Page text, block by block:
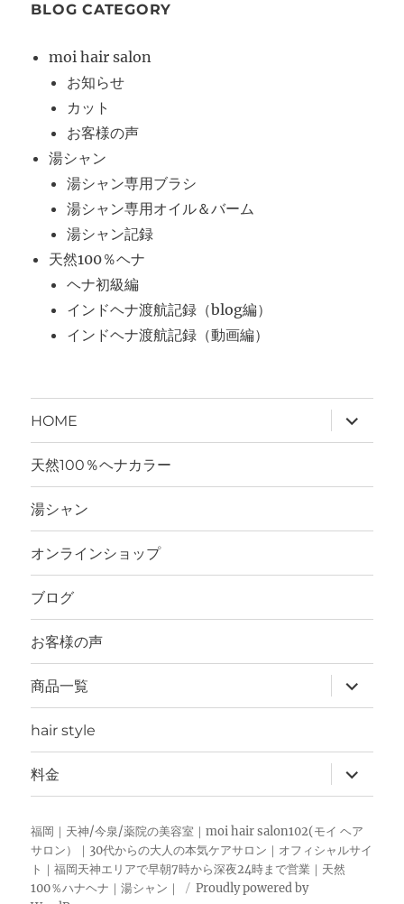
BLOG CATEGORY
moi hair salon
お知らせ
カット
お客様の声
湯シャン
湯シャン専用ブラシ
湯シャン専用オイル＆バーム
湯シャン記録
天然100％ヘナ
ヘナ初級編
インドヘナ渡航記録（blog編）
インドヘナ渡航記録（動画編）
HOME
ブ
メ
ー
開
天然100％ヘナカラー
湯シャン
オンラインショップ
ブログ
お客様の声
商品一覧
ブ
メ
ー
を
展
開
hair style
料金
ブ
メ
ュ
ー
を
展
福岡｜天神/今泉/薬院の美容室｜moi hair salon102(モイ ヘア
サロン）｜30代からの大人の本気ケアサロン｜オフィシャルサイ
ト｜福岡天神エリアで早朝7時から深夜24時まで営業｜天然
100％ハナヘナ｜湯シャン｜
Proudly powered by